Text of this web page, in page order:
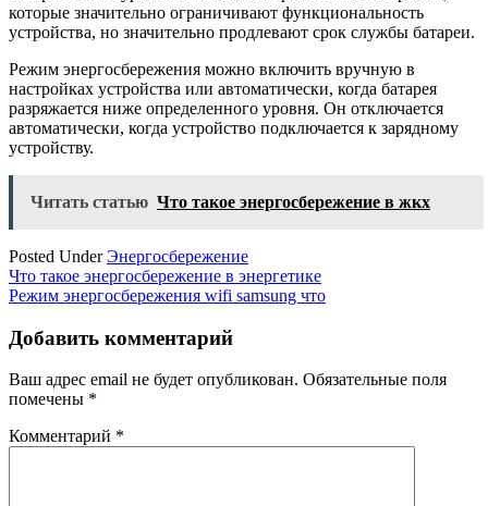
которые значительно ограничивают функциональность
устройства, но значительно продлевают срок службы батареи.
Режим энергосбережения можно включить вручную в
настройках устройства или автоматически, когда батарея
разряжается ниже определенного уровня. Он отключается
автоматически, когда устройство подключается к зарядному
устройству.
Читать статью Что такое энергосбережение в жкх
Posted UnderЭнергосбережение
Навигация
по
записям
Что такое энергосбережение в энергетике
Режим энергосбережения wifi samsung что
Добавить комментарий
Ваш адрес email не будет опубликован. Обязательные поля
помечены *
Комментарий *